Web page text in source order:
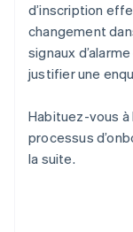
d’inscription
changement
signaux
justifier une
Habituez-vous à
processus
la suite.